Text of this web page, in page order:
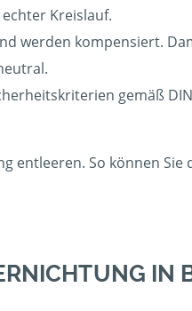
Kreislauf.
werden kompensiert.
gemäß
entleeren. So können Sie
IN